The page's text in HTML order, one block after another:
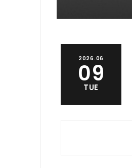
2026.06
09
TUE